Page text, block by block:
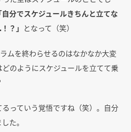
自分でスケジュールきちんと立てな
？」 となって（笑）
ムを終わらせるのはなかなか大変
のようにスケジュールを立てて乗
っていう覚悟ですね（笑）。自分
た。